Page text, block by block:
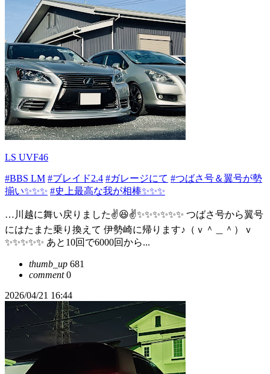
LS UVF46
#BBS LM #ブレイド2.4 #ガレージにて #つばさ号＆翼号が勢
揃い✨✨✨ #史上最高な我が相棒✨✨✨
…川越に舞い戻りました✌️😆✌️✨✨✨✨✨✨ つばさ号から翼号
にはたまた乗り換えて 伊勢崎に帰ります♪（ｖ＾＿＾）ｖ
✨✨✨✨✨ あと10回で6000回から...
thumb_up 681
comment0
2026/04/21 16:44